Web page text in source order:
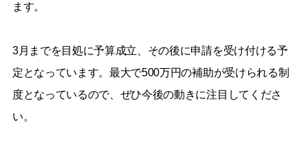
ます。
3月までを目処に予算成立、その後に申請を受け付ける予
定となっています。最大で500万円の補助が受けられる制
度となっているので、ぜひ今後の動きに注目してくださ
い。